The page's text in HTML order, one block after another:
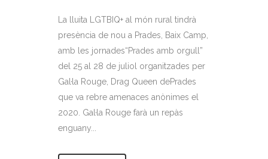
La lluita LGTBIQ+ al món rural tindrà
presència de nou a Prades, Baix Camp,
amb les jornades“Prades amb orgull”
del 25 al 28 de juliol organitzades per
Gal·la Rouge, Drag Queen dePrades
que va rebre amenaces anònimes el
2020. Gal·la Rouge farà un repàs
enguany...